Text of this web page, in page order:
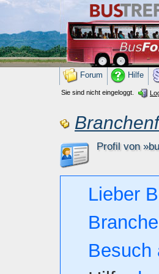
Forum Hilfe
Sie sind nicht eingeloggt.
Profil von
Lieber
Besuch